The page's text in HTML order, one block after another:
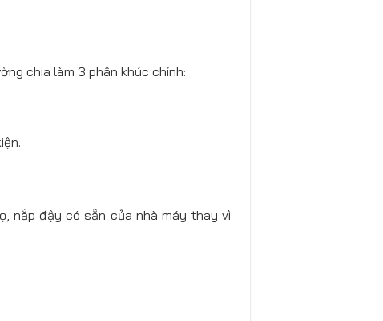
chia làm 3 phân khúc chính:
nắp đậy có sẵn của nhà máy thay vì